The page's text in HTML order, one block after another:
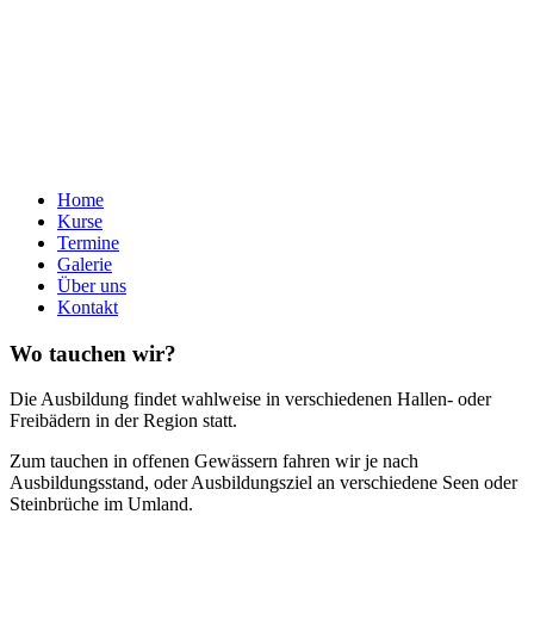
Home
Kurse
Termine
Galerie
Über uns
Kontakt
Wo tauchen wir?
Die Ausbildung findet wahlweise in verschiedenen Hallen- oder
Freibädern in der Region statt.
Zum tauchen in offenen Gewässern fahren wir je nach
Ausbildungsstand, oder Ausbildungsziel an verschiedene Seen oder
Steinbrüche im Umland.